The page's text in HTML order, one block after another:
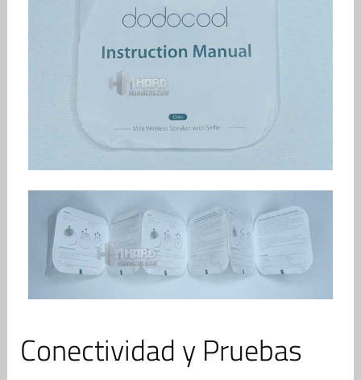
Conectividad y Pruebas